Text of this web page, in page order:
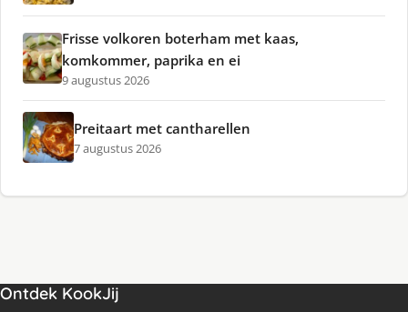
Frisse volkoren boterham met kaas,
komkommer, paprika en ei
9 augustus 2026
Preitaart met cantharellen
7 augustus 2026
Ontdek KookJij